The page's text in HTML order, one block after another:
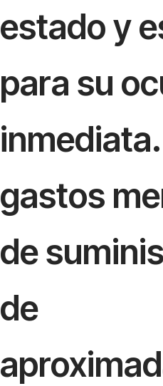
estado y
para su
gastos
de
de